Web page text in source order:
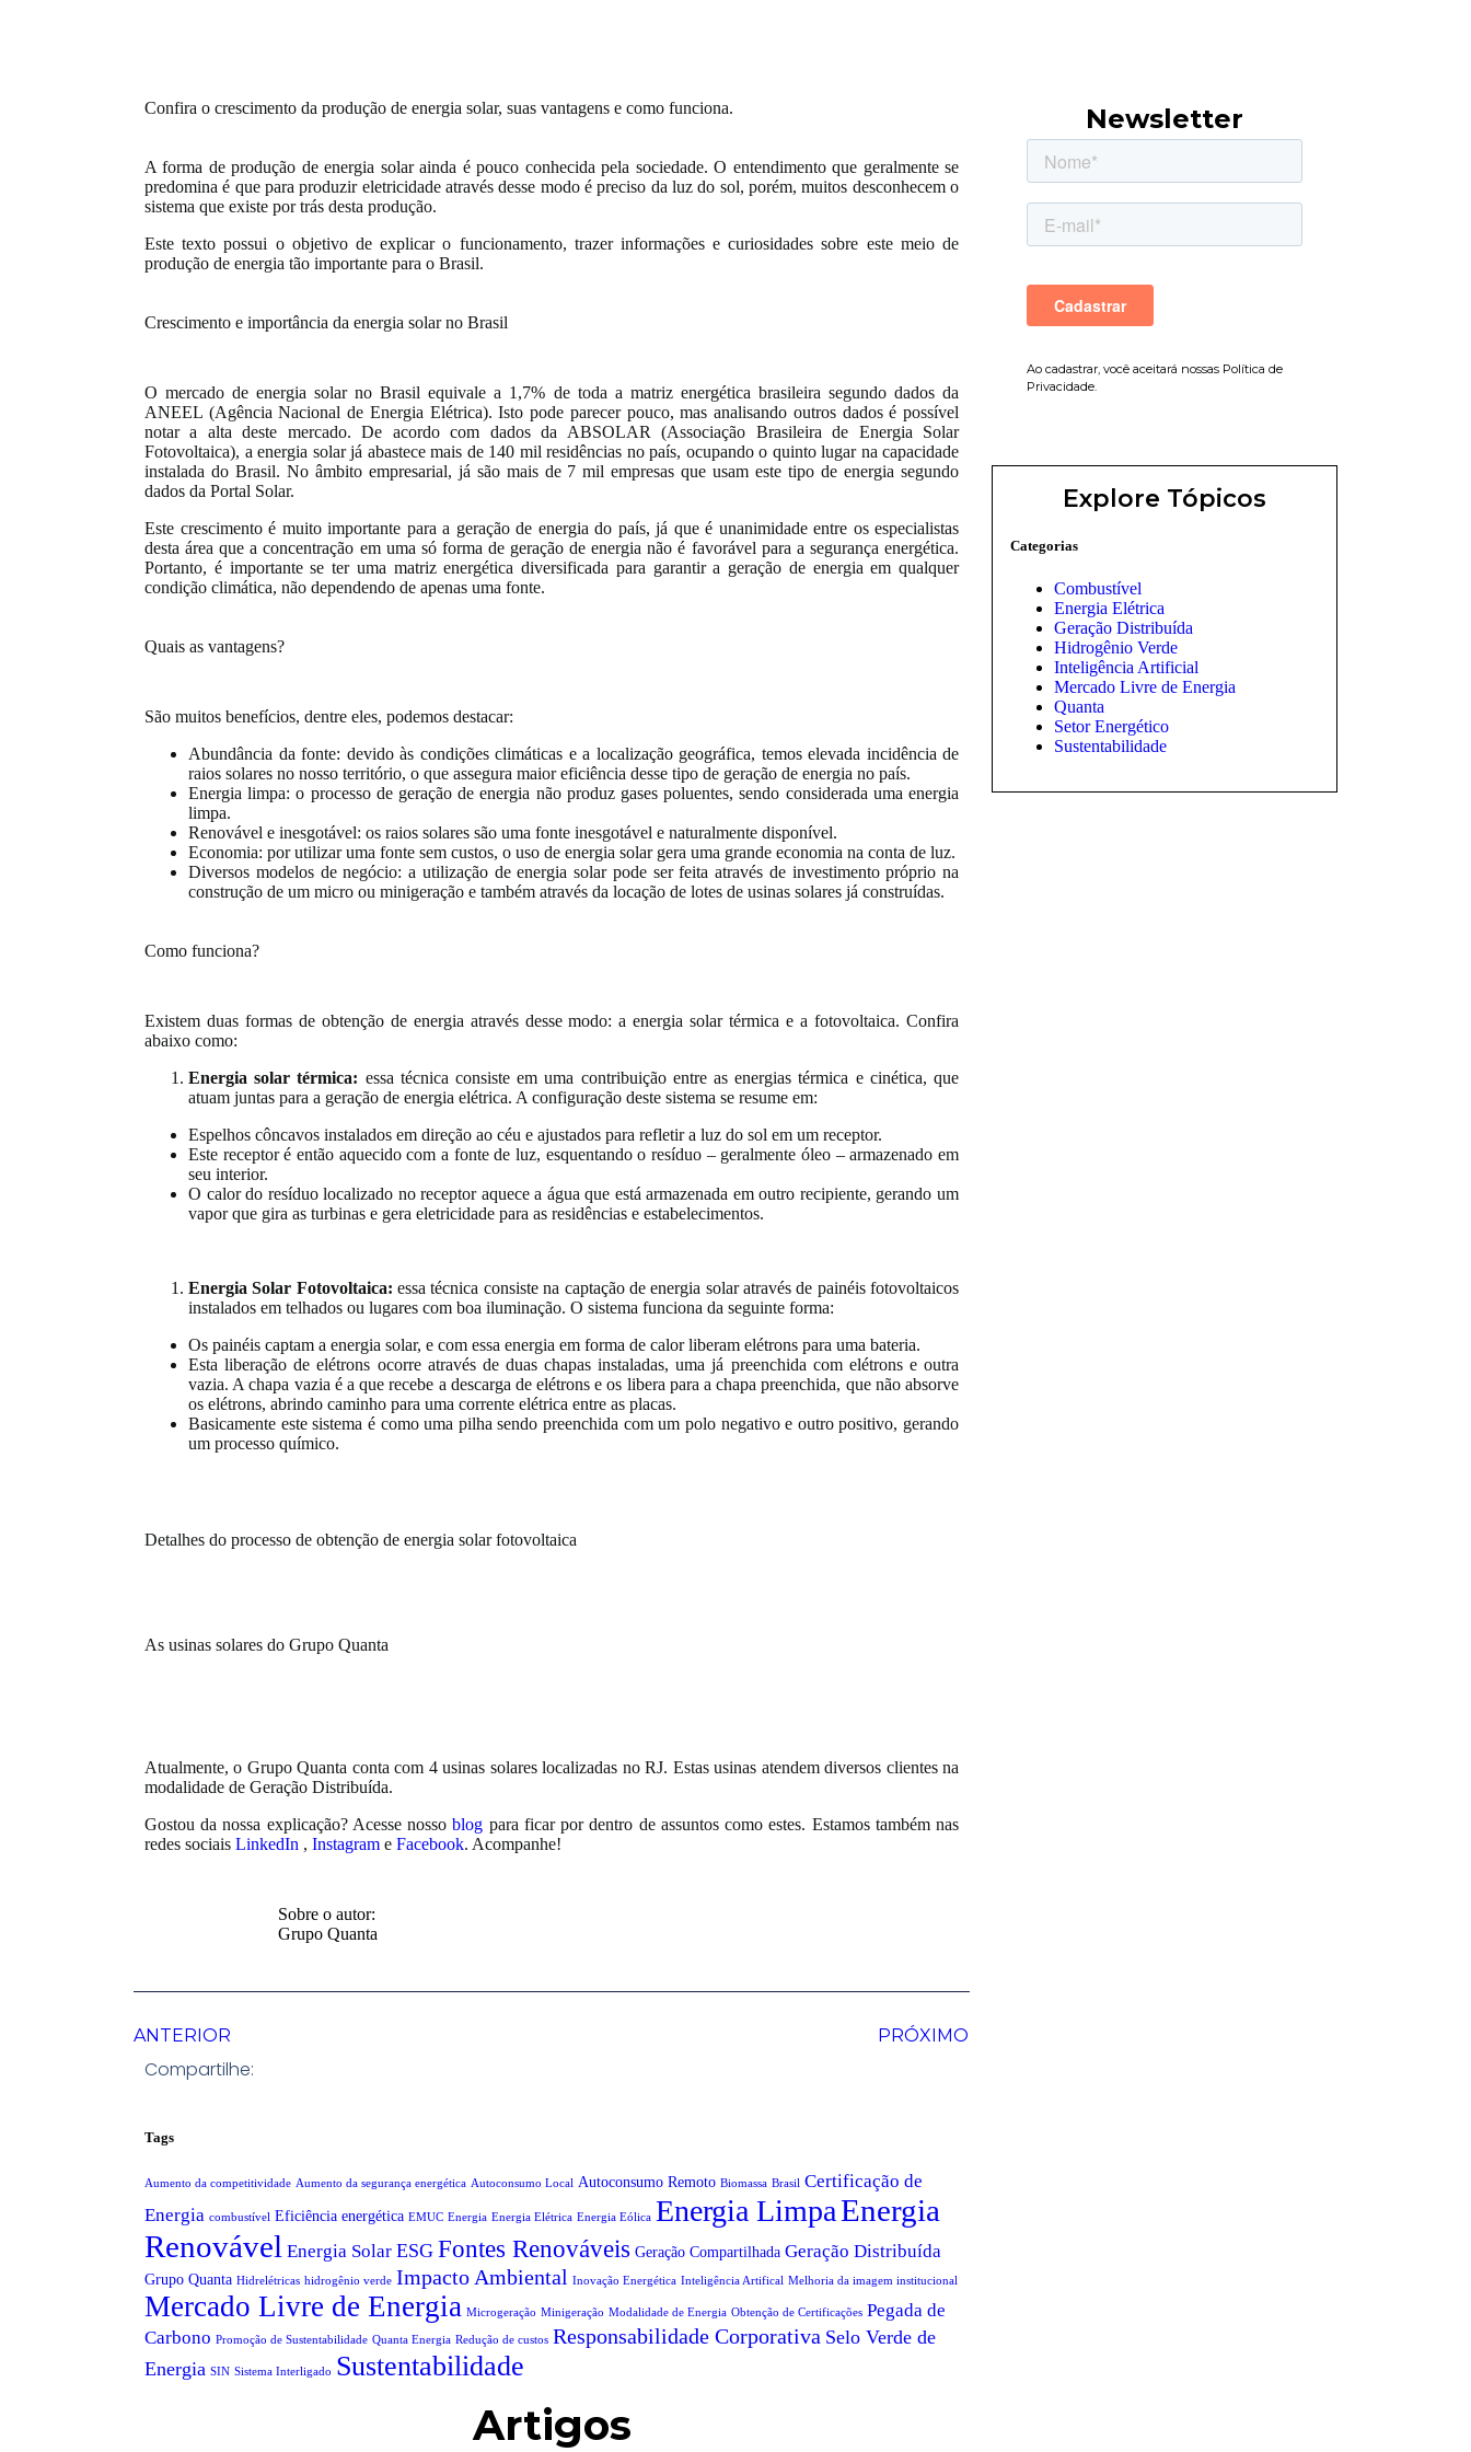
Confira o crescimento da produção de energia solar, suas vantagens e como funciona.
A forma de produção de energia solar ainda é pouco conhecida pela sociedade. O entendimento que geralmente se
predomina é que para produzir eletricidade através desse modo é preciso da luz do sol, porém, muitos desconhecem o
sistema que existe por trás desta produção.
Este texto possui o objetivo de explicar o funcionamento, trazer informações e curiosidades sobre este meio de
produção de energia tão importante para o Brasil.
Crescimento e importância da energia solar no Brasil
O mercado de energia solar no Brasil equivale a 1,7% de toda a matriz energética brasileira segundo dados da
ANEEL (Agência Nacional de Energia Elétrica). Isto pode parecer pouco, mas analisando outros dados é possível
notar a alta deste mercado. De acordo com dados da ABSOLAR (Associação Brasileira de Energia Solar
Fotovoltaica), a energia solar já abastece mais de 140 mil residências no país, ocupando o quinto lugar na capacidade
instalada do Brasil. No âmbito empresarial, já são mais de 7 mil empresas que usam este tipo de energia segundo
dados da Portal Solar.
Este crescimento é muito importante para a geração de energia do país, já que é unanimidade entre os especialistas
desta área que a concentração em uma só forma de geração de energia não é favorável para a segurança energética.
Portanto, é importante se ter uma matriz energética diversificada para garantir a geração de energia em qualquer
condição climática, não dependendo de apenas uma fonte.
Quais as vantagens?
São muitos benefícios, dentre eles, podemos destacar:
Abundância da fonte: devido às condições climáticas e a localização geográfica, temos elevada incidência de
raios solares no nosso território, o que assegura maior eficiência desse tipo de geração de energia no país.
Energia limpa: o processo de geração de energia não produz gases poluentes, sendo considerada uma energia
limpa.
Renovável e inesgotável: os raios solares são uma fonte inesgotável e naturalmente disponível.
Economia: por utilizar uma fonte sem custos, o uso de energia solar gera uma grande economia na conta de luz.
Diversos modelos de negócio: a utilização de energia solar pode ser feita através de investimento próprio na
construção de um micro ou minigeração e também através da locação de lotes de usinas solares já construídas.
Como funciona?
Existem duas formas de obtenção de energia através desse modo: a energia solar térmica e a fotovoltaica. Confira
abaixo como:
Energia solar térmica: essa técnica consiste em uma contribuição entre as energias térmica e cinética, que
atuam juntas para a geração de energia elétrica. A configuração deste sistema se resume em:
Espelhos côncavos instalados em direção ao céu e ajustados para refletir a luz do sol em um receptor.
Este receptor é então aquecido com a fonte de luz, esquentando o resíduo – geralmente óleo – armazenado em
seu interior.
O calor do resíduo localizado no receptor aquece a água que está armazenada em outro recipiente, gerando um
vapor que gira as turbinas e gera eletricidade para as residências e estabelecimentos.
Energia Solar Fotovoltaica:essa técnica consiste na captação de energia solar através de painéis fotovoltaicos
instalados em telhados ou lugares com boa iluminação. O sistema funciona da seguinte forma:
Os painéis captam a energia solar, e com essa energia em forma de calor liberam elétrons para uma bateria.
Esta liberação de elétrons ocorre através de duas chapas instaladas, uma já preenchida com elétrons e outra
vazia. A chapa vazia é a que recebe a descarga de elétrons e os libera para a chapa preenchida, que não absorve
os elétrons, abrindo caminho para uma corrente elétrica entre as placas.
Basicamente este sistema é como uma pilha sendo preenchida com um polo negativo e outro positivo, gerando
um processo químico.
Detalhes do processo de obtenção de energia solar fotovoltaica
As usinas solares do Grupo Quanta
Atualmente, o Grupo Quanta conta com 4 usinas solares localizadas no RJ. Estas usinas atendem diversos clientes na
modalidade de Geração Distribuída.
Gostou da nossa explicação? Acesse nossoblog para ficar por dentro de assuntos como estes. Estamos também nas
redes sociais LinkedIn , Instagram e Facebook. Acompanhe!
Sobre o autor:
Grupo Quanta
ANTERIOR PRÓXIMO
Compartilhe:
Tags
Aumento da competitividade Aumento da segurança energética Autoconsumo Local Autoconsumo Remoto Biomassa Brasil Certificação de
Energia combustível Eficiência energética EMUC Energia Energia Elétrica Energia Eólica Energia LimpaEnergia
Renovável Energia Solar ESG Fontes Renováveis Geração Compartilhada Geração Distribuída
Grupo Quanta Hidrelétricas hidrogênio verde Impacto Ambiental Inovação Energética Inteligência Artifical Melhoria da imagem institucional
Mercado Livre de Energia Microgeração Minigeração Modalidade de Energia Obtenção de Certificações Pegada de
Carbono Promoção de Sustentabilidade Quanta Energia Redução de custos Responsabilidade Corporativa Selo Verde de
Energia SIN Sistema Interligado Sustentabilidade
Artigos
Newsletter
Ao cadastrar, você aceitará nossas Política de
Privacidade.
Explore Tópicos
Categorias
Combustível
Energia Elétrica
Geração Distribuída
Hidrogênio Verde
Inteligência Artificial
Mercado Livre de Energia
Quanta
Setor Energético
Sustentabilidade